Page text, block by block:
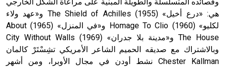
هي: «درع أخيل» (1955) The Shield of Achilles و«عهد ولاء
لكليو» (1960) Homage To Clio و«في المنزل» (1965) About
The House و«مدينة بلا جدران» (1969) City Without Walls
وبالاشتراك مع صديقه الحميم الشاعر الأمريكي تشِسْتَرْ كالمان
Chester Kallman نشط أودن في مجال الأوبرا، ومن أشهر